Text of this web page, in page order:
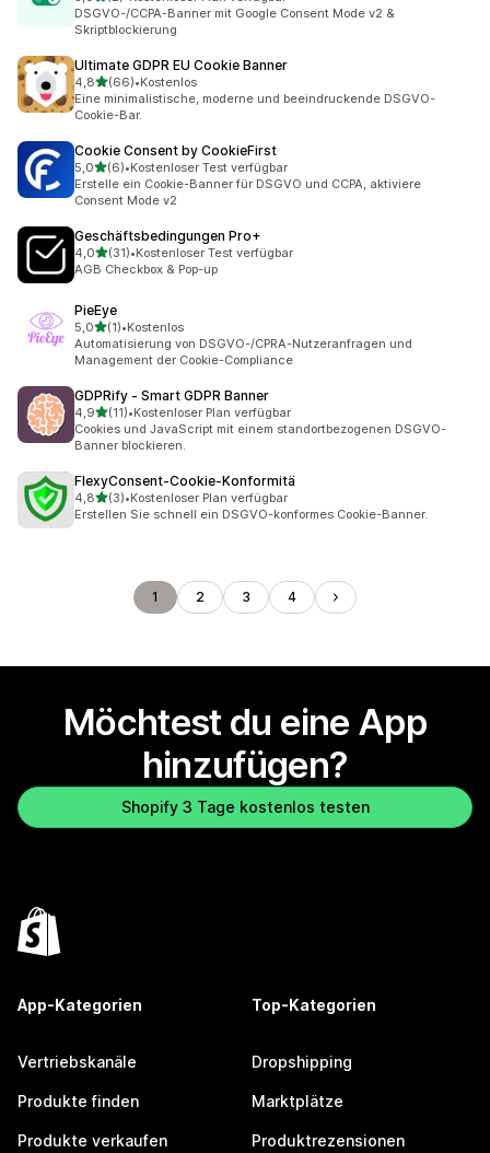
2 Rezensionen insgesamt
DSGVO-/CCPA-Banner mit Google Consent Mode v2 &
Skriptblockierung
Ultimate GDPR EU Cookie Banner
4,8von 5 Sternen
(66)
66 Rezensionen insgesamt
•Kostenlos
Eine minimalistische, moderne und beeindruckende DSGVO-
Cookie-Bar.
Cookie Consent by CookieFirst
5,0von 5 Sternen
(6)
6 Rezensionen insgesamt
•Kostenloser Test verfügbar
Erstelle ein Cookie-Banner für DSGVO und CCPA, aktiviere
Consent Mode v2
Geschäftsbedingungen Pro+
4,0von 5 Sternen
(31)
31 Rezensionen insgesamt
•Kostenloser Test verfügbar
AGB Checkbox & Pop-up
PieEye
5,0von 5 Sternen
(1)
1 Rezensionen insgesamt
•Kostenlos
Automatisierung von DSGVO-/CPRA-Nutzeranfragen und
Management der Cookie-Compliance
GDPRify ‑ Smart GDPR Banner
4,9von 5 Sternen
(11)
11 Rezensionen insgesamt
•Kostenloser Plan verfügbar
Cookies und JavaScript mit einem standortbezogenen DSGVO-
Banner blockieren.
FlexyConsent‑Cookie‑Konformitä
4,8von 5 Sternen
(3)
3 Rezensionen insgesamt
•Kostenloser Plan verfügbar
Erstellen Sie schnell ein DSGVO-konformes Cookie-Banner.
1 2 3 4
Möchtest du eine App
hinzufügen?
Shopify 3 Tage kostenlos testen
App-Kategorien
Vertriebskanäle
Produkte finden
Produkte verkaufen
Top-Kategorien
Dropshipping
Marktplätze
Produktrezensionen